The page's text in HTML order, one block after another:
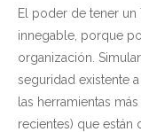
El poder de tener un
innegable, porque
organización.
seguridad existente
las herramientas
recientes) que están